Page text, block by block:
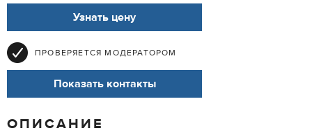
Узнать цену
ПРОВЕРЯЕТСЯ МОДЕРАТОРОМ
Показать контакты
ОПИСАНИЕ